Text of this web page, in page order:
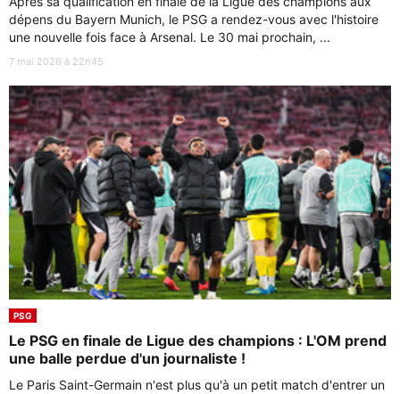
dépens du Bayern Munich, le PSG a rendez-vous avec l'histoire
une nouvelle fois face à Arsenal. Le 30 mai prochain, ...
7 mai 2026 à 22h45
PSG
Le PSG en finale de Ligue des champions : L'OM prend
une balle perdue d'un journaliste !
Le Paris Saint-Germain n'est plus qu'à un petit match d'entrer un